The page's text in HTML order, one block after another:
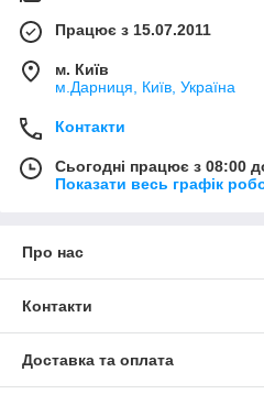
Працює з 15.07.2011
м. Київ
м.Дарниця, Київ, Україна
Контакти
Сьогодні працює з 08:00
Показати весь графік
Про нас
Контакти
Доставка та оплата